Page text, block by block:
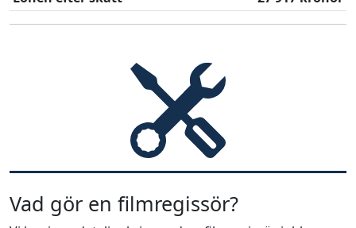
Vad gör en filmregissör?